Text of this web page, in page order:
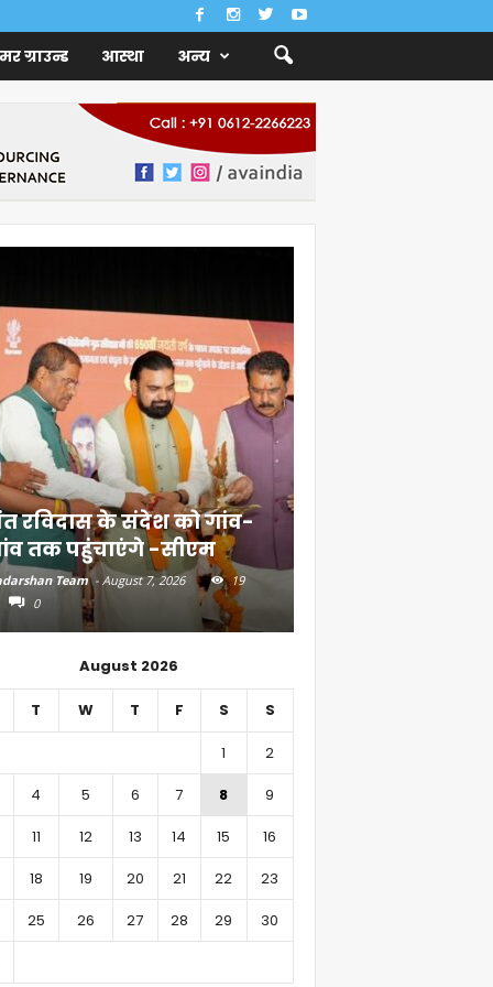
ग्राउन्ड आस्था अन्य
रविदास के संदेश को गांव-
तक पहुंचाएंगे -सीएम
Team - August 7, 2026
19
0
August 2026
T W T F S S
1
2
4 5 6 7 8
9
11 12 13 14 15
16
18 19 20 21 22
23
25 26 27 28 29
30